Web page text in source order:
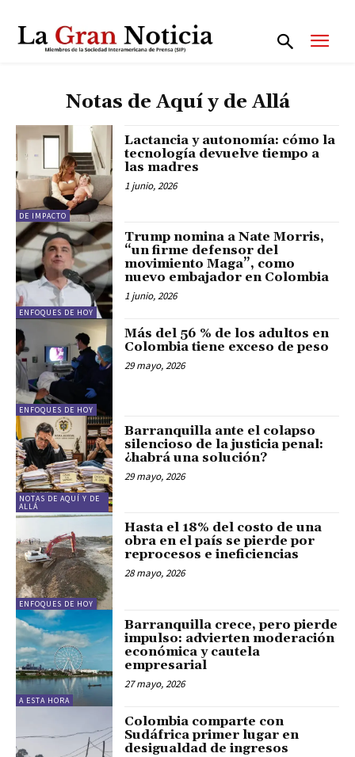
Notas de Aquí y de Allá
DE IMPACTO
Lactancia y autonomía: cómo la
tecnología devuelve tiempo a
las madres
1 junio, 2026
ENFOQUES DE HOY
Trump nomina a Nate Morris,
“un firme defensor del
movimiento Maga”, como
nuevo embajador en Colombia
1 junio, 2026
ENFOQUES DE HOY
Más del 56 % de los adultos en
Colombia tiene exceso de peso
29 mayo, 2026
NOTAS DE AQUÍ Y DE
ALLÁ
Barranquilla ante el colapso
silencioso de la justicia penal:
¿habrá una solución?
29 mayo, 2026
ENFOQUES DE HOY
Hasta el 18% del costo de una
obra en el país se pierde por
reprocesos e ineficiencias
28 mayo, 2026
A ESTA HORA
Barranquilla crece, pero pierde
impulso: advierten moderación
económica y cautela
empresarial
27 mayo, 2026
Colombia comparte con
Sudáfrica primer lugar en
desigualdad de ingresos